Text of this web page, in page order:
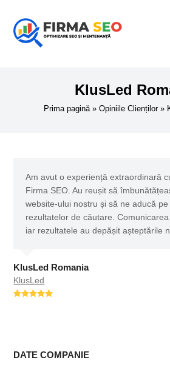
KlusLed
Prima pagină» Opiniile Clienților»
Am avut o experiență extraordinară
Firma SEO. Au reușit să
website-ului nostru și să ne aducă
rezultatelor de căutare. Comunicarea
iar rezultatele au depășit așteptările
KlusLed Romania
KlusLed
DATE COMPANIE